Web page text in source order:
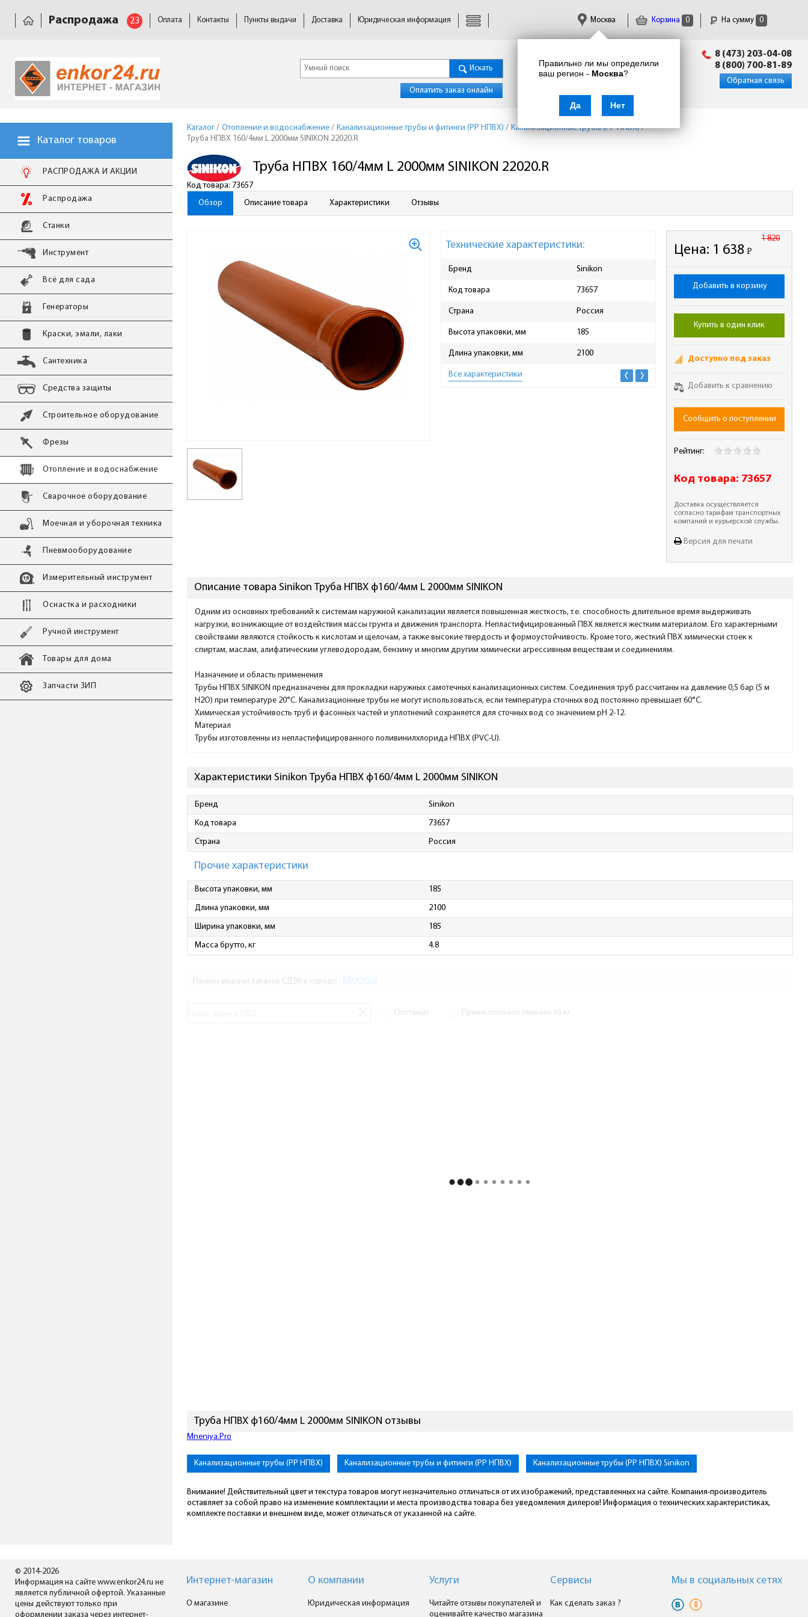
Корзина 0 На сумму 0
Правильно ли мы определили
ваш регион - Москва?
Да Нет
Москва
Распродажа 23 Оплата Контакты Пункты выдачи Доставка Юридическая информация
Искать
Оплатить заказ онлайн
info@enkor24.ru
8 (473) 203-04-08
8 (800) 700-81-89
Обратная связь
Каталог товаров
РАСПРОДАЖА И АКЦИИ
Распродажа
Станки
Инструмент
Всё для сада
Генераторы
Краски, эмали, лаки
Сантехника
Средства защиты
Строительное оборудование
Фрезы
Отопление и водоснабжение
Сварочное оборудование
Моечная и уборочная техника
Пневмооборудование
Измерительный инструмент
Оснастка и расходники
Ручной инструмент
Товары для дома
Запчасти ЗИП
Каталог / Отопление и водоснабжение / Канализационные трубы и фитинги (PP НПВХ) / Канализационные трубы (PP НПВХ)/
Труба НПВХ 160/4мм L 2000мм SINIKON 22020.R
Код товара: 73657
Труба НПВХ 160/4мм L 2000мм SINIKON 22020.R
Обзор Описание товара Характеристики Отзывы
Технические характеристики:
Бренд Sinikon
Код товара 73657
Страна Россия
Высота упаковки, мм 185
Длина упаковки, мм 2100
Масса брутто, кг
Все характеристики
Цена:
1 820
1 638Р
-
Добавить в корзину
Купить в один клик
Доступно под заказ
Добавить к сравнению
Сообщить о поступлении
Рейтинг:
Код товара: 73657
Доставка осуществляется
согласно тарифам транспортных
компаний и курьерской службы.
Версия для печати
Описание товара Sinikon Труба НПВХ ф160/4мм L 2000мм SINIKON
Одним из основных требований к системам наружной канализации является повышенная жесткость, т.е. способность длительное время выдерживать
нагрузки, возникающие от воздействия массы грунта и движения транспорта. Непластифицированный ПВХ является жестким материалом. Его характерными
свойствами являются стойкость к кислотам и щелочам, а также высокие твердость и формоустойчивость. Кроме того, жесткий ПВХ химически стоек к
спиртам, маслам, алифатическим углеводородам, бензину и многим другим химически агрессивным веществам и соединениям.
Назначение и область применения
Трубы НПВХ SINIKON предназначены для прокладки наружных самотечных канализационных систем. Соединения труб рассчитаны на давление 0,5 бар (5 м
H2O) при температуре 20°C. Канализационные трубы не могут использоваться, если температура сточных вод постоянно превышает 60°C.
Химическая устойчивость труб и фасонных частей и уплотнений сохраняется для сточных вод со значением pH 2-12.
Материал
Трубы изготовленны из непластифицированного поливинилхлорида НПВХ (PVC-U).
Характеристики Sinikon Труба НПВХ ф160/4мм L 2000мм SINIKON
Бренд Sinikon
Код товара 73657
Страна Россия
Прочие характеристики
Высота упаковки, мм 185
Длина упаковки, мм 2100
Ширина упаковки, мм 185
Масса брутто, кг 4.8
Пункты выдачи заказов СДЭК в городе
Постамат Прием посылок тяжелее 35 кг
Труба НПВХ ф160/4мм L 2000мм SINIKON отзывы
Mneniya.Pro
Канализационные трубы (PP НПВХ) Канализационные трубы и фитинги (PP НПВХ) Канализационные трубы (PP НПВХ) Sinikon
Внимание! Действительный цвет и текстура товаров могут незначительно отличаться от их изображений, представленных на сайте. Компания-производитель
оставляет за собой право на изменение комплектации и места производства товара без уведомления дилеров! Информация о технических характеристиках,
комплекте поставки и внешнем виде, может отличаться от указанной на сайте.
© 2014-2026
Информация на сайте www.enkor24.ru не
является публичной офертой. Указанные
цены действуют только при
оформлении заказа через интернет-
Интернет-магазин
О магазине
О компании
Юридическая информация
Услуги
Читайте отзывы покупателей и
оценивайте качество магазина
Сервисы
Как сделать заказ ?
Мы в cоциальных сетях